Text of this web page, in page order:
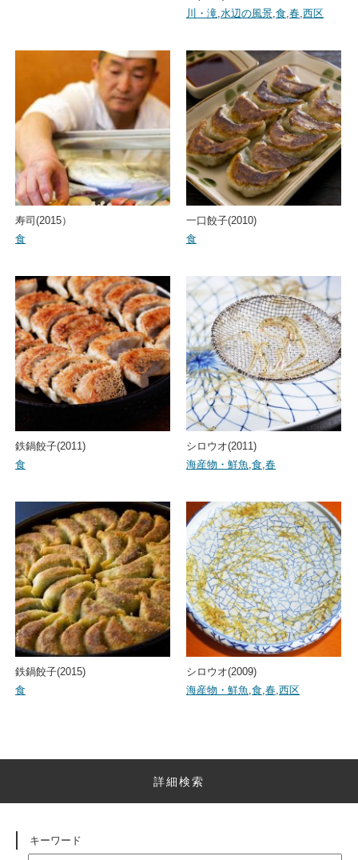
川・滝,水辺の風景,食,春,西区
寿司(2015）
食
一口餃子(2010)
食
鉄鍋餃子(2011)
食
シロウオ(2011)
海産物・鮮魚,食,春
鉄鍋餃子(2015)
食
シロウオ(2009)
海産物・鮮魚,食,春,西区
詳細検索
キーワード